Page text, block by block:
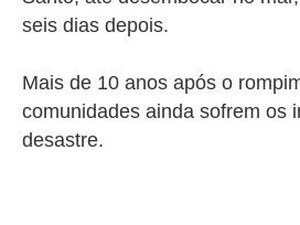
seis dias depois.
Mais de 10 anos após o
comunidades ainda sofrem os
desastre.